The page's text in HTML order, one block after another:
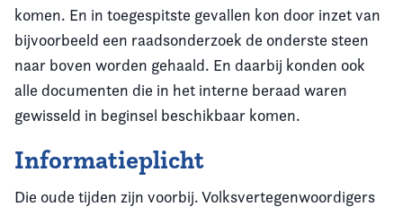
komen. En in toegespitste gevallen kon door inzet van
bijvoorbeeld een raadsonderzoek de onderste steen
naar boven worden gehaald. En daarbij konden ook
alle documenten die in het interne beraad waren
gewisseld in beginsel beschikbaar komen.
Informatieplicht
Die oude tijden zijn voorbij. Volksvertegenwoordigers